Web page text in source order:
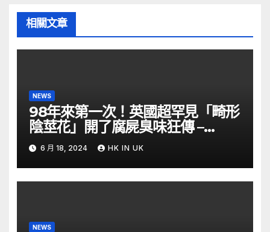
相關文章
NEWS
98年來第一次！英國超罕見「畸形
陰莖花」開了腐屍臭味狂傳 –
ETtoday
6 月 18, 2024 HK IN UK
NEWS